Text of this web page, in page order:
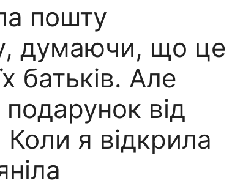
пошту
думаючи, що це
батьків. Але
від
Коли я відкрила